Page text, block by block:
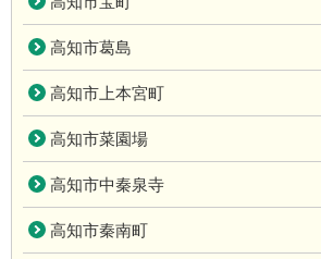
高知市葛島
高知市上本宮町
高知市菜園場
高知市中秦泉寺
高知市秦南町